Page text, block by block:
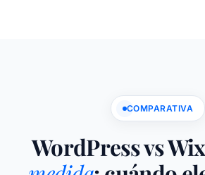
COMPARATIVA
WordPress vs